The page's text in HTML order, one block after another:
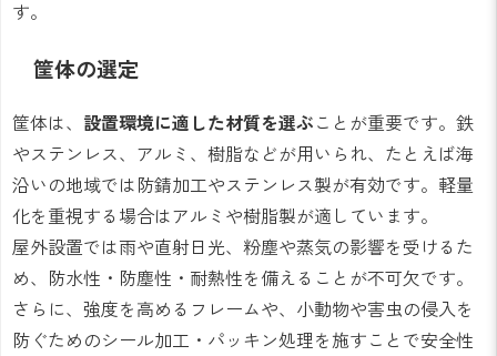
す。
筐体の選定
筐体は、 設置環境に適した材質を選ぶことが重要です。鉄
やステンレス、アルミ、樹脂などが用いられ、たとえば海
沿いの地域では防錆加工やステンレス製が有効です。軽量
化を重視する場合はアルミや樹脂製が適しています。
屋外設置では雨や直射日光、粉塵や蒸気の影響を受けるた
め、防水性・防塵性・耐熱性を備えることが不可欠です。
さらに、強度を高めるフレームや、小動物や害虫の侵入を
防ぐためのシール加工・パッキン処理を施すことで安全性